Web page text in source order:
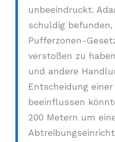
unbeeindruckt.
schuldig befunden,
Pufferzonen-
verstoßen zu
und andere
Entscheidung einer
beeinflussen
200 Metern um